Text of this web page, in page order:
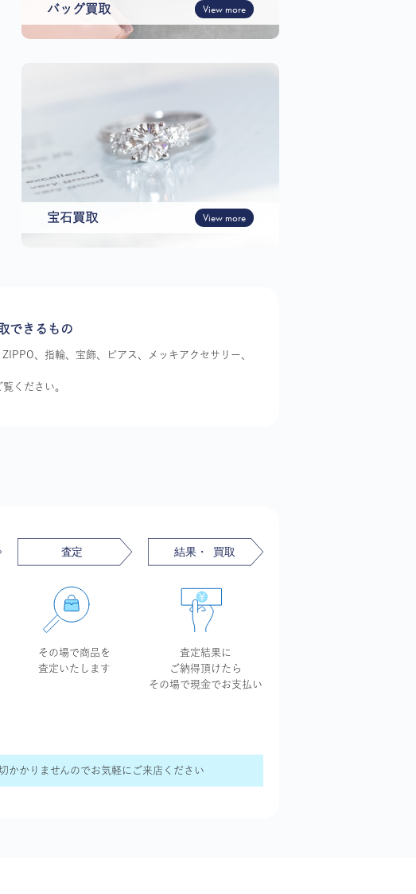
バッグ買取 View more
宝石買取 View more
できるもの
、指輪、宝飾、ピアス、メッキアクセサリー、
ください。
その場で商品を
査定いたします
査定結果に
ご納得頂けたら
その場で現金でお支払い
かかりませんのでお気軽にご来店ください